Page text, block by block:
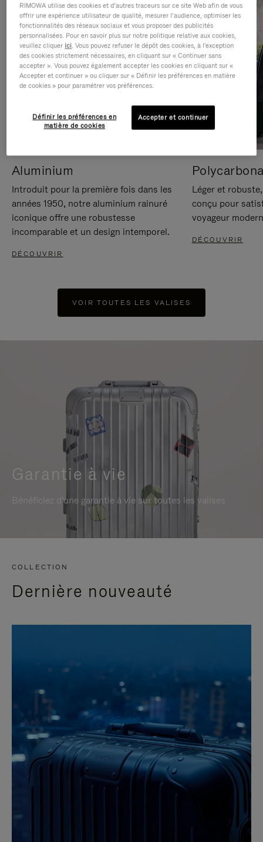
Aluminium
Introduit pour la première fois dans les
années 1950, notre aluminium rainuré
iconique offre une robustesse
incomparable et un design intemporel.
DÉCOUVRIR
Léger et
conçu pour
voyageur
DÉCOUVRIR
VOIR TOUTES LES VALISES
Garantie à vie
Bénéficiez d'une garantie à vie sur toutes les valises
COLLECTION
Dernière nouveauté
RIMOWA utilise des cookies et d’autres traceurs sur ce site Web afin de vous
offrir une expérience utilisateur de qualité, mesurer l’audience, optimiser les
fonctionnalités des réseaux sociaux et vous proposer des publicités
personnalisées. Pour en savoir plus sur notre politique relative aux cookies,
veuillez cliquer ici. Vous pouvez refuser le dépôt des cookies, à l'exception
des cookies strictement nécessaires, en cliquant sur « Continuer sans
accepter ». Vous pouvez également accepter les cookies en cliquant sur «
Accepter et continuer » ou cliquer sur « Définir les préférences en matière
de cookies » pour paramétrer vos préférences.
Définir les préférences en
matière de cookies
Accepter et continuer